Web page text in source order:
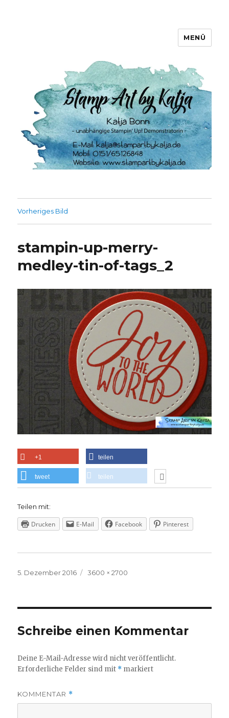
MENÜ
Vorheriges Bild
stampin-up-merry-
medley-tin-of-tags_2
+1 teilen
tweet teilen
Teilen mit:
Drucken E-Mail Facebook Pinterest
Veröffentlicht
5. Dezember 2016
Volle
3600 × 2700
Schreibe einen Kommentar
Deine E-Mail-Adresse wird nicht veröffentlicht.
Erforderliche Felder sind mit * markiert
KOMMENTAR *